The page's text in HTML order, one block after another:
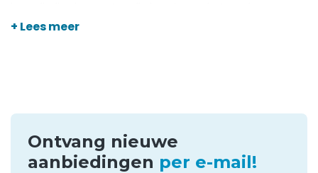
service.
+ Lees meer
Ontvang nieuwe
aanbiedingen per e-mail!